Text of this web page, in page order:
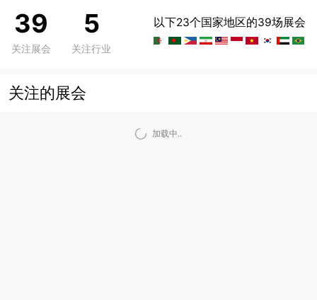
39
关注展会
5
关注行业
以下23个国家地区的39场展会
关注的展会
加载中..